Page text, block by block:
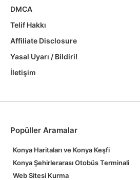
DMCA
Telif Hakkı
Affiliate Disclosure
Yasal Uyarı / Bildiri!
İletişim
Popüller Aramalar
Konya Haritaları ve Konya Keşfi
Konya Şehirlerarası Otobüs Terminali
Web Sitesi Kurma